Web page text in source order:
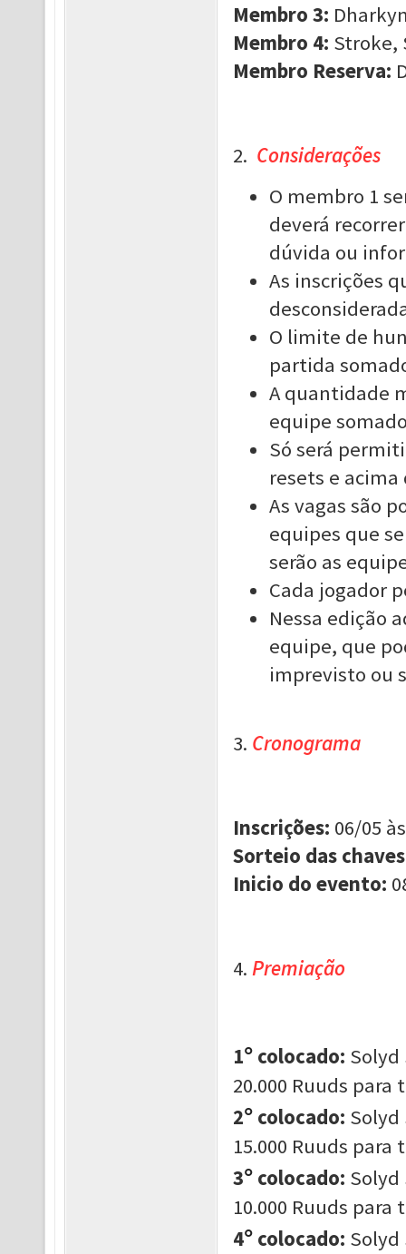
Membro 3:
Membro 4: Stroke,
Membro Reserva:
2. Considerações
O membro 1
deverá
dúvida ou
As inscrições
O limite de
partida
A quantidade
equipe
Só será
resets e acima
As vagas são
equipes que
serão as
Cada jogador
Nessa edição
equipe, que
imprevisto ou
3. Cronograma
Inscrições: 06/05
Sorteio das
Inicio do evento:
4. Premiação
1°colocado: Solyd
20.000 Ruuds
2°colocado: Solyd
15.000 Ruuds
3°colocado: Solyd
10.000 Ruuds
4°colocado: Solyd